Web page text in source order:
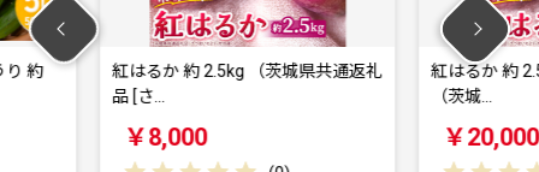
茨城県共通返礼
紅はるか 約 2.5kg （3回 定期便 ）
￥20,000
紅